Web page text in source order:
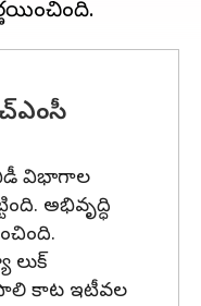
విభాగాల
అభివృద్ధి
లుక్
కాట ఇటీవల